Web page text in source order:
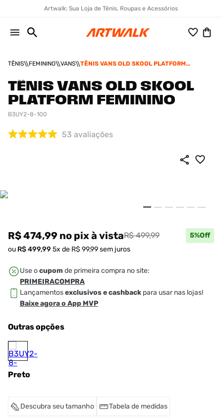
Artwalk: Sua Loja de Tênis, Roupas e Acessórios
TÊNIS FEMININO VANS
TÊNIS VANS OLD SKOOL PLATFORM
TÊNIS VANS OLD SKOOL
PLATFORM FEMININO
B3UY2-8-100
53 avaliações
R$ 474,99 no pixà vistaR$ 499,99 5%Off
ou R$499,99 5x de R$ 99,99sem juros
Use ocupom de primeira compra no site:
PRIMEIRACOMPRA
Lançamentosexclusivos e cashback para usar nas lojas!
Baixe agora o App MVP
Outras opções
Preto
Descubra seu tamanho Tabela de medidas